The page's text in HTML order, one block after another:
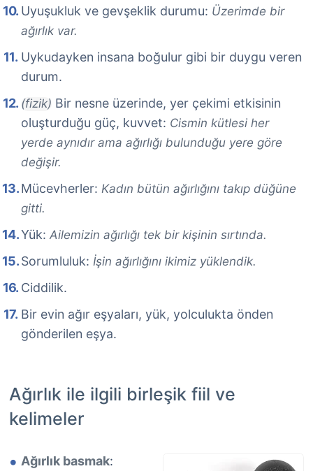
Uyuşukluk ve gevşeklik durumu: Üzerimde bir
ağırlık var.
Uykudayken insana boğulur gibi bir duygu veren
durum.
(fizik) Bir nesne üzerinde, yer çekimi etkisinin
oluşturduğu güç, kuvvet: Cismin kütlesi her
yerde aynıdır ama ağırlığı bulunduğu yere göre
değişir.
Mücevherler: Kadın bütün ağırlığını takıp düğüne
gitti.
Yük: Ailemizin ağırlığı tek bir kişinin sırtında.
Sorumluluk: İşin ağırlığını ikimiz yüklendik.
Ciddilik.
Bir evin ağır eşyaları, yük, yolculukta önden
gönderilen eşya.
Ağırlık ile ilgili birleşik fiil ve
kelimeler
Ağırlık basmak: